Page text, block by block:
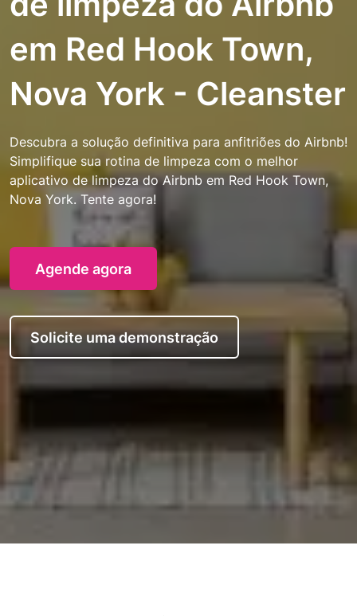
em Red Hook Town,
Nova York - Cleanster
Descubra a solução definitiva para anfitriões do Airbnb!
Simplifique sua rotina de limpeza com o melhor
aplicativo de limpeza do Airbnb em Red Hook Town,
Nova York. Tente agora!
Agende agora
Solicite uma demonstração